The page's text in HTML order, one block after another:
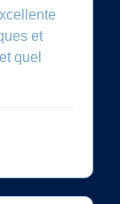
et
quel